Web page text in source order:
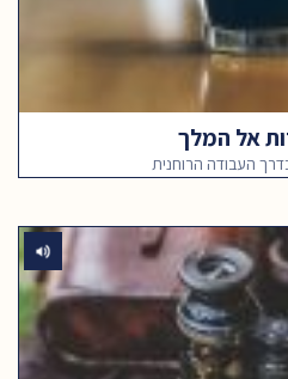
אל המלך
העבודה הרוחנית